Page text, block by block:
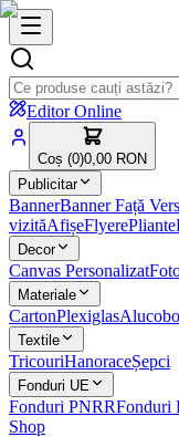
Editor Online
Coș (0)0,00 RON
Publicitar
BannerBanner Față
vizităAfișeFlyerePliante
Decor
Canvas Personalizat
Materiale
CartonPlexiglas
Textile
TricouriHanoraceȘepci
Fonduri UE
Fonduri PNRRFonduri
Shop